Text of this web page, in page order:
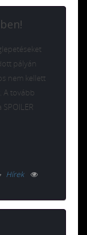
pályán
nem kellett
A tovább
Hírek